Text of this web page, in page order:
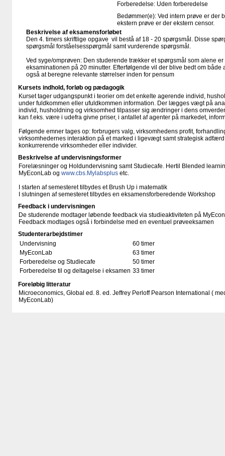
Forberedelse: Uden forberedelse
Bedømmer(e): Ved intern prøve er der
ekstern prøve er der ekstern censor.
Beskrivelse af eksamensforløbet
Den 4. timers skriftlige opgave vil bestå af 18 - 20 spørgsmål. Disse
spørgsmål forståelsesspørgmål samt vurderende spørgsmål.
Ved syge/omprøven: Den studerende trækker et spørgsmål som alene
eksaminationen på 20 minutter. Efterfølgende vil der blive bedt om
også at beregne relevante størrelser inden for pensum
Kursets indhold, forløb og pædagogik
Kurset tager udgangspunkt i teorier om det enkelte agerende individ,
under fuldkommen eller ufuldkommen information. Der lægges vægt på
individ, husholdning og virksomhed tilpasser sig ændringer i dens
kan f.eks. være i udefra givne priser, i antallet af agenter på markedet,
Følgende emner tages op: forbrugers valg, virksomhedens profit,
virksomhedernes interaktion på et marked i ligevægt samt strategisk
konkurrerende virksomheder eller individer.
Beskrivelse af undervisningsformer
Forelæsninger og Holdundervisning samt Studiecafe. Hertil Blended
MyEconLab og www.cbs.Mylabsplus etc.
I starten af semesteret tilbydes et Brush Up i matematik
I slutningen af semesteret tilbydes en eksamensforberedende Workshop
Feedback i undervisningen
De studerende modtager løbende feedback via studieaktiviteten på
Feedback modtages også i forbindelse med en eventuel prøveeksamen
Studenterarbejdstimer
Undervisning
60 timer
MyEconLab
63 timer
Forberedelse og Studiecafe
50 timer
Forberedelse til og deltagelse i eksamen 33 timer
Foreløbig litteratur
Microeconomics, Global ed. 8. ed. Jeffrey Perloff Pearson International (
MyEconLab)